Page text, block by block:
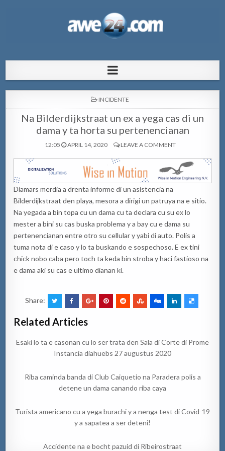
pa Aruba
POSTED
INCIDENTE
Na Bilderdijkstraat un ex a yega cas di un
dama y ta horta su pertenencianan
12:05 APRIL 14, 2020 LEAVE A COMMENT
Diamars merdia a drenta informe di un asistencia na
Bilderdijkstraat den playa, mesora a dirigi un patruya na e sitio.
Na yegada a bin topa cu un dama cu ta declara cu su ex lo
mester a bini su cas buska problema y a bay cu e dama su
pertenencianan entre otro su cellular y yabi di auto. Polis a
tuma nota di e caso y lo ta buskando e sospechoso. E ex tini
chick nobo caba pero toch ta keda bin stroba y haci fastioso na
e dama aki su cas e ultimo dianan ki.
Share:
Related Articles
Esaki lo ta e casonan cu lo ser trata den Sala di Corte di Prome
Instancia diahuebs 27 augustus 2020
Riba caminda banda di Club Caiquetio na Paradera polis a
detene un dama canando riba caya
Turista americano cu a yega burachi y a nenga test di Covid-19
y a sapatea a ser deteni!
Accidente na e bocht pazuid di Ribeirostraat